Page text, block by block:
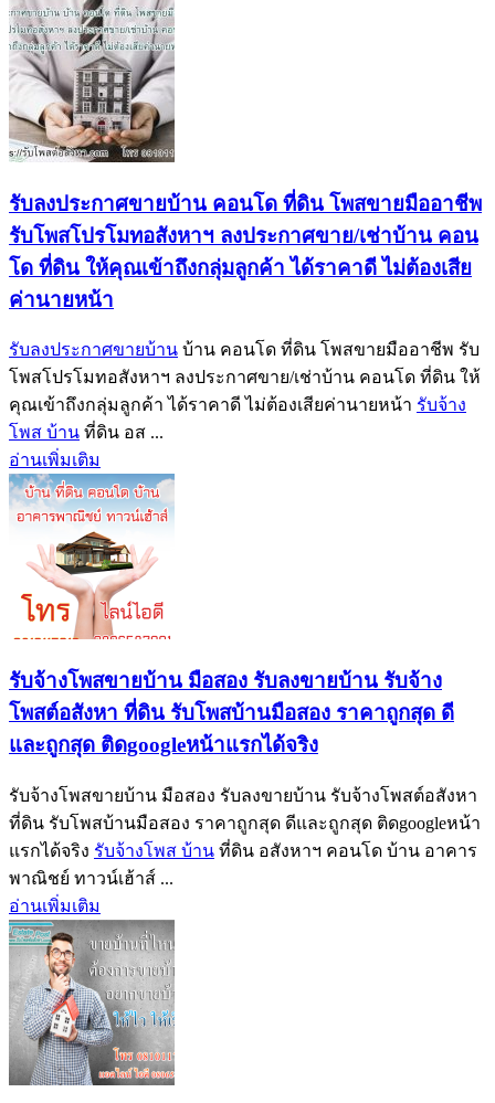
รับลงประกาศขายบ้าน คอนโด ที่ดิน โพสขายมืออาชีพ
รับโพสโปรโมทอสังหาฯ ลงประกาศขาย/เช่าบ้าน คอน
โด ที่ดิน ให้คุณเข้าถึงกลุ่มลูกค้า ได้ราคาดี ไม่ต้องเสีย
ค่านายหน้า
รับลงประกาศขายบ้าน บ้าน คอนโด ที่ดิน โพสขายมืออาชีพ รับ
โพสโปรโมทอสังหาฯ ลงประกาศขาย/เช่าบ้าน คอนโด ที่ดิน ให้
คุณเข้าถึงกลุ่มลูกค้า ได้ราคาดี ไม่ต้องเสียค่านายหน้า รับจ้าง
โพส บ้าน ที่ดิน อส ...
อ่านเพิ่มเติม
รับจ้างโพสขายบ้าน มือสอง รับลงขายบ้าน รับจ้าง
โพสต์อสังหา ที่ดิน รับโพสบ้านมือสอง ราคาถูกสุด ดี
และถูกสุด ติดgoogleหน้าแรกได้จริง
รับจ้างโพสขายบ้าน มือสอง รับลงขายบ้าน รับจ้างโพสต์อสังหา
ที่ดิน รับโพสบ้านมือสอง ราคาถูกสุด ดีและถูกสุด ติดgoogleหน้า
แรกได้จริง รับจ้างโพส บ้าน ที่ดิน อสังหาฯ คอนโด บ้าน อาคาร
พาณิชย์ ทาวน์เฮ้าส์ ...
อ่านเพิ่มเติม